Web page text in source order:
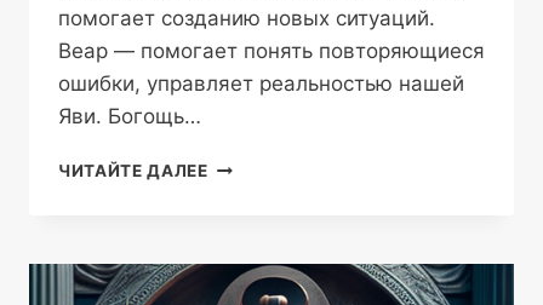
помогает созданию новых ситуаций.
Веар — помогает понять повторяющиеся
ошибки, управляет реальностью нашей
Яви. Богощь…
ЧИТАЙТЕ ДАЛЕЕСЛАВЯНСКИЕ